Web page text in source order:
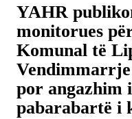
YAHR
monitorues
Komunal të
por angazhim i
pabarabartë i